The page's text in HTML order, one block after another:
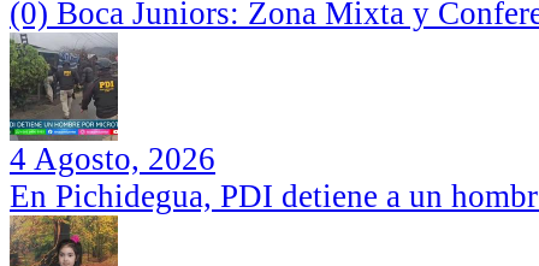
(0) Boca Juniors: Zona Mixta y
4 Agosto, 2026
En Pichidegua, PDI detiene a un